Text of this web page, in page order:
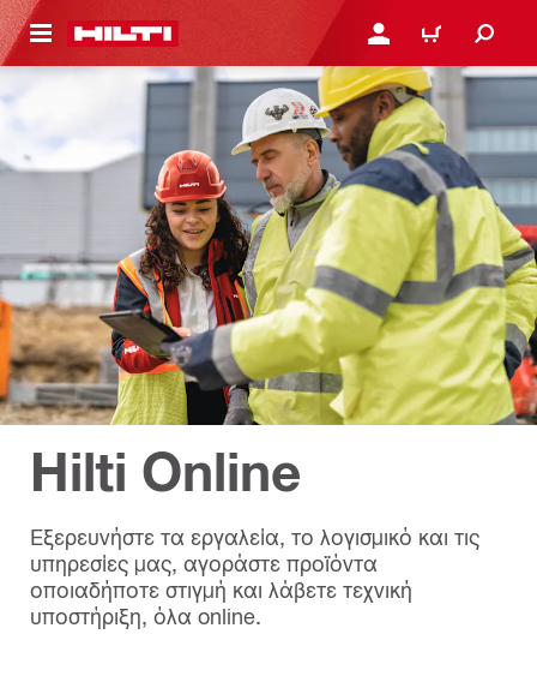
ΕΛΕΓΞΕΙΣ ΤΟ ΠΑΚΕΤΟ ΠΟΥ ΕΧΕΙΣ ΦΤΙΑΞΕΙ ΚΆΝΕ ΣΎΝΔΕΣΗ Ή
ΚΑΛΆΘΙ
Hilti Online
Εξερευνήστε τα εργαλεία, το λογισμικό και τις
υπηρεσίες μας, αγοράστε προϊόντα
οποιαδήποτε στιγμή και λάβετε τεχνική
υποστήριξη, όλα online.